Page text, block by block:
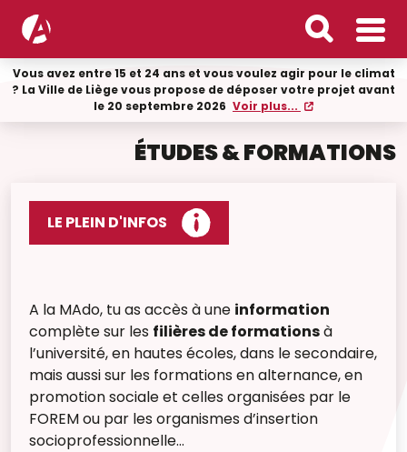
Vous avez entre 15 et 24 ans et vous voulez agir pour le climat
? La Ville de Liège vous propose de déposer votre projet avant
le 20 septembre 2026 Voir plus...
ÉTUDES & FORMATIONS
LE PLEIN D'INFOS
A la MAdo, tu as accès à une information
complète sur les filières de formationsà
l’université, en hautes écoles, dans le secondaire,
mais aussi sur les formations en alternance, en
promotion sociale et celles organisées par le
FOREM ou par les organismes d’insertion
socioprofessionnelle…